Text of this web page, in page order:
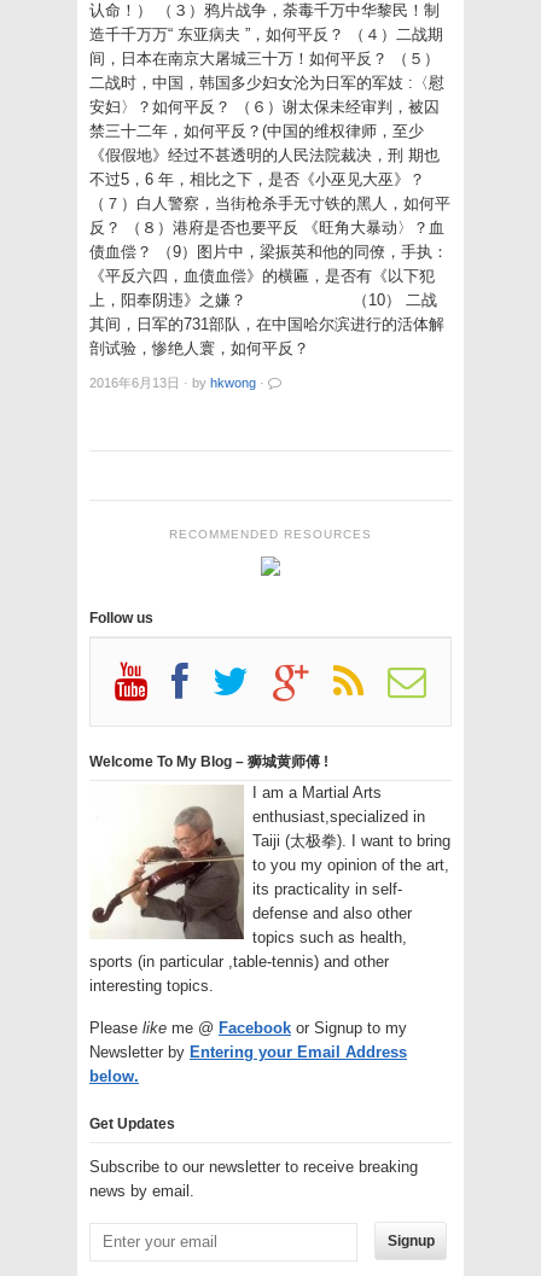
认命！） （３）鸦片战争，荼毒千万中华黎民！制
造千千万万“ 东亚病夫 ”，如何平反？ （４）二战期
间，日本在南京大屠城三十万！如何平反？ （５）
二战时，中国，韩国多少妇女沦为日军的军妓 :〈慰
安妇〉？如何平反？ （６）谢太保未经审判，被囚
禁三十二年，如何平反？(中国的维权律师，至少
《假假地》经过不甚透明的人民法院裁决，刑 期也
不过5，6 年，相比之下，是否《小巫见大巫》？
（７）白人警察，当街枪杀手无寸铁的黑人，如何平
反？ （８）港府是否也要平反 《旺角大暴动〉？血
债血偿？ （9）图片中，梁振英和他的同僚，手执：
《平反六四，血债血偿》的横匾，是否有《以下犯
上，阳奉阴违》之嫌？ （10） 二战
其间，日军的731部队，在中国哈尔滨进行的活体解
剖试验，惨绝人寰，如何平反？
2016年6月13日 · by hkwong ·
RECOMMENDED RESOURCES
Follow us
Welcome To My Blog – 狮城黄师傅 !
I am a Martial Arts
enthusiast,specialized in
Taiji (太极拳). I want to bring
to you my opinion of the art,
its practicality in self-
defense and also other
topics such as health,
sports (in particular ,table-tennis) and other
interesting topics.
Please like me @ Facebook or Signup to my
Newsletter by Entering your Email Address
below.
Get Updates
Subscribe to our newsletter to receive breaking
news by email.
Signup